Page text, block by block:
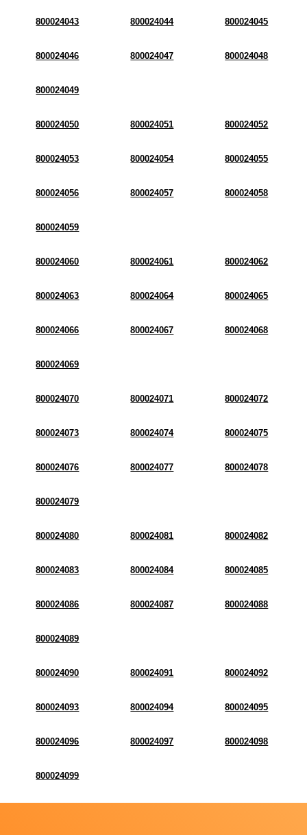
800024043 800024044 800024045
800024046 800024047 800024048
800024049
800024050 800024051 800024052
800024053 800024054 800024055
800024056 800024057 800024058
800024059
800024060 800024061 800024062
800024063 800024064 800024065
800024066 800024067 800024068
800024069
800024070 800024071 800024072
800024073 800024074 800024075
800024076 800024077 800024078
800024079
800024080 800024081 800024082
800024083 800024084 800024085
800024086 800024087 800024088
800024089
800024090 800024091 800024092
800024093 800024094 800024095
800024096 800024097 800024098
800024099